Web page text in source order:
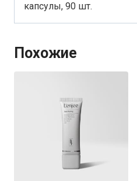
капсулы, 90 шт.
Похожие